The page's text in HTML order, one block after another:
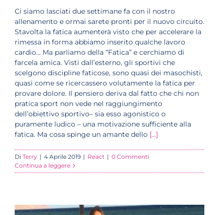
Ci siamo lasciati due settimane fa con il nostro
allenamento e ormai sarete pronti per il nuovo circuito.
Stavolta la fatica aumenterà visto che per accelerare la
rimessa in forma abbiamo inserito qualche lavoro
cardio… Ma parliamo della “Fatica” e cerchiamo di
farcela amica. Visti dall’esterno, gli sportivi che
scelgono discipline faticose, sono quasi dei masochisti,
quasi come se ricercassero volutamente la fatica per
provare dolore. Il pensiero deriva dal fatto che chi non
pratica sport non vede nel raggiungimento
dell’obiettivo sportivo– sia esso agonistico o
puramente ludico – una motivazione sufficiente alla
fatica. Ma cosa spinge un amante dello [...]
Di Terry | 4 Aprile 2019 | React | 0 Commenti
Continua a leggere